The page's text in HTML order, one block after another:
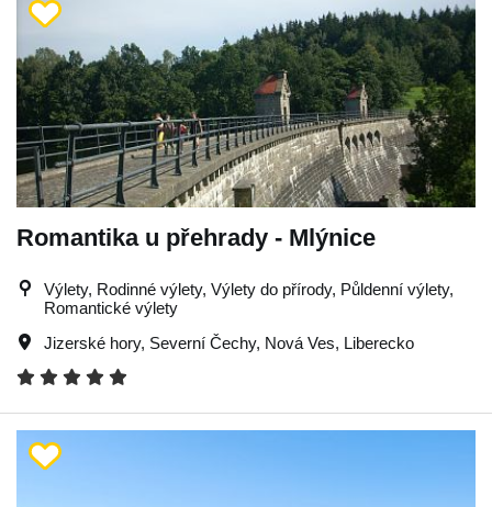
Romantika u přehrady - Mlýnice
Výlety, Rodinné výlety, Výlety do přírody, Půldenní výlety,
Romantické výlety
Jizerské hory, Severní Čechy, Nová Ves, Liberecko